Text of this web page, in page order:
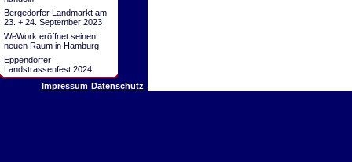
Bergedorfer Landmarkt am
23. + 24. September 2023
WeWork eröffnet seinen
neuen Raum in Hamburg
Eppendorfer
Landstrassenfest 2024
Impressum Datenschutz